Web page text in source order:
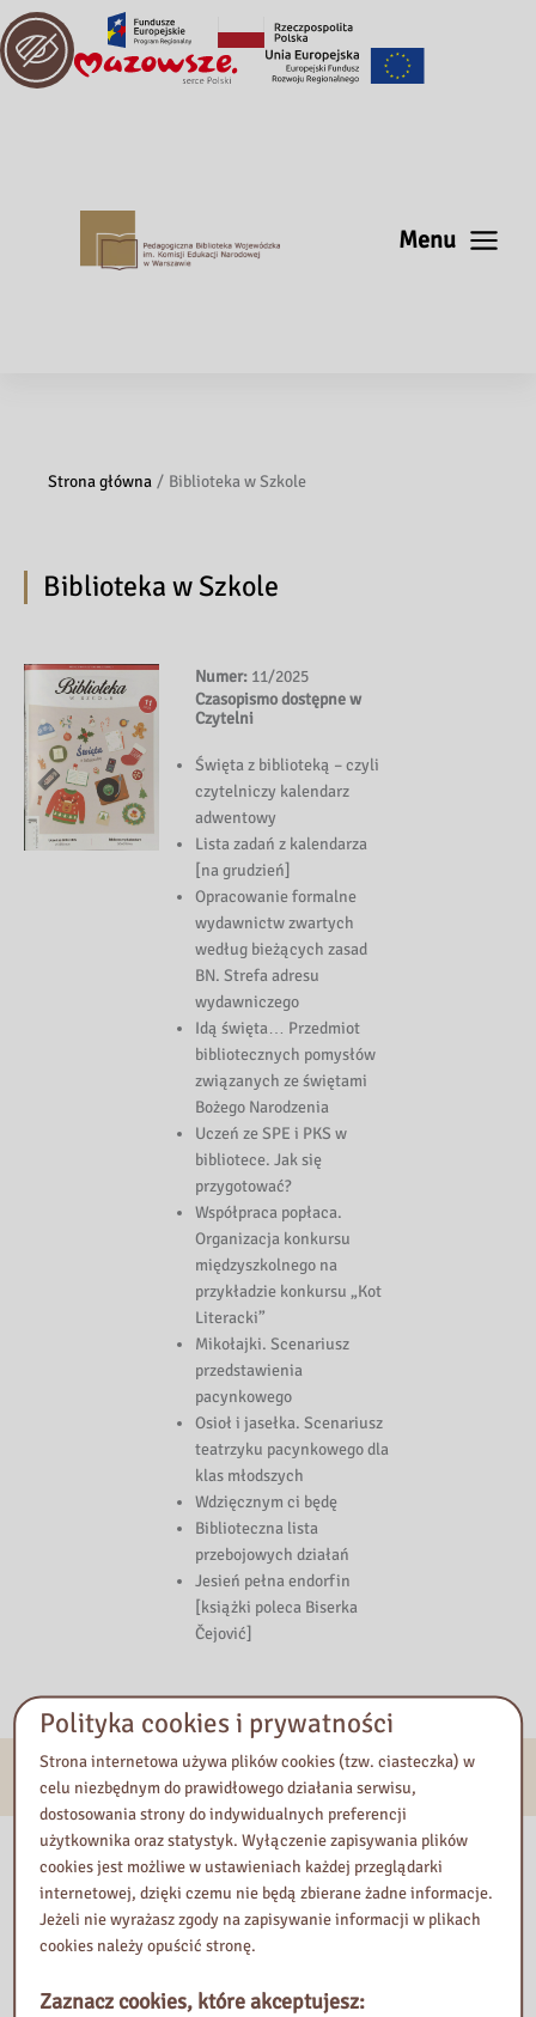
Menu
Strona główna Biblioteka w Szkole
Biblioteka w Szkole
Numer: 11/2025
Czasopismo dostępne w
Czytelni
Święta z biblioteką – czyli
czytelniczy kalendarz
adwentowy
Lista zadań z kalendarza
[na grudzień]
Opracowanie formalne
wydawnictw zwartych
według bieżących zasad
BN. Strefa adresu
wydawniczego
Idą święta… Przedmiot
bibliotecznych pomysłów
związanych ze świętami
Bożego Narodzenia
Uczeń ze SPE i PKS w
bibliotece. Jak się
przygotować?
Współpraca popłaca.
Organizacja konkursu
międzyszkolnego na
przykładzie konkursu „Kot
Literacki”
Mikołajki. Scenariusz
przedstawienia
pacynkowego
Osioł i jasełka. Scenariusz
teatrzyku pacynkowego dla
klas młodszych
Wdzięcznym ci będę
Biblioteczna lista
przebojowych działań
Jesień pełna endorfin
[książki poleca Biserka
Čejović]
E-usługi
Nasza biblioteka
Polityka cookies i prywatności
Strona internetowa używa plików cookies (tzw. ciasteczka) w
celu niezbędnym do prawidłowego działania serwisu,
dostosowania strony do indywidualnych preferencji
użytkownika oraz statystyk. Wyłączenie zapisywania plików
cookies jest możliwe w ustawieniach każdej przeglądarki
internetowej, dzięki czemu nie będą zbierane żadne informacje.
Jeżeli nie wyrażasz zgody na zapisywanie informacji w plikach
cookies należy opuścić stronę.
Zaznacz cookies, które akceptujesz: